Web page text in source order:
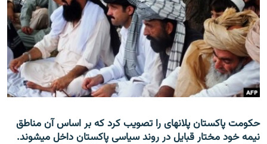
بحران مهاجرت
'کووید-۱۹'
تماس
صفحه پشتو
به ما بپیوندید
حکومت پاکستان پلان‎های را تصویب کرد که بر اساس آن مناطق
نیمه خود مختار قبایل در روند سیاسی پاکستان داخل می‎شوند.